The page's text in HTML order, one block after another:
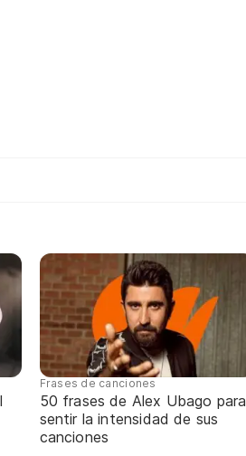
Frases de canciones
50 frases de Alex Ubago para
sentir la intensidad de sus
canciones